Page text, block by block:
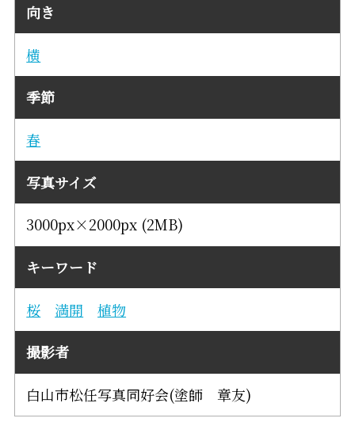
向き
横
季節
春
写真サイズ
3000px×2000px (2MB)
キーワード
桜 満開 植物
撮影者
白山市松任写真同好会(塗師 章友)